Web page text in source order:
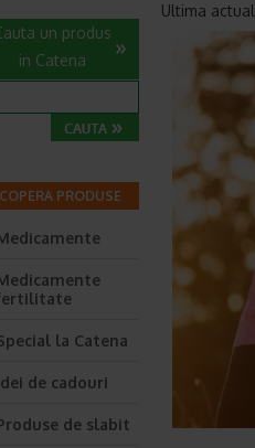
Ultima
un produs
in Catena
PRODUSE
la Catena
de cadouri
de slabit